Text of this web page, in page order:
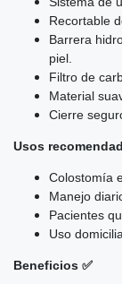
Recortable
Barrera
piel.
Filtro de
Material
Cierre
Usos
Colostomía
Manejo
Pacientes
Uso
Beneficios ✅